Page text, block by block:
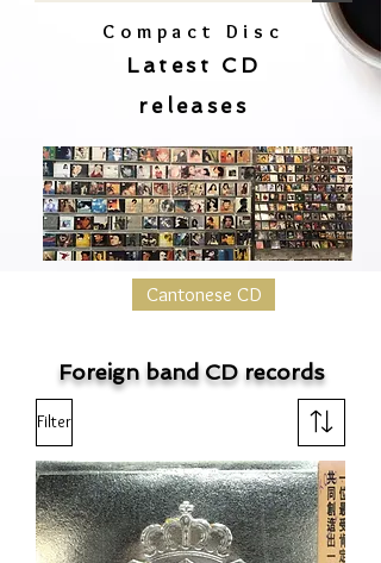
Compact Disc
Latest CD
releases
Cantonese CD
Foreign band CD records
Filter